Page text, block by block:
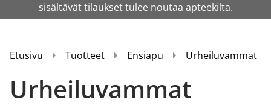
sisältävät tilaukset tulee noutaa apteekilta.
Etusivu Tuotteet Ensiapu Urheiluvammat
Urheiluvammat